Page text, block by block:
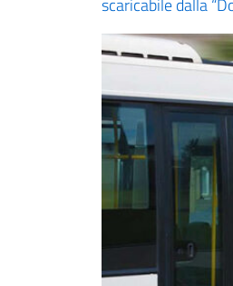
scaricabile dalla